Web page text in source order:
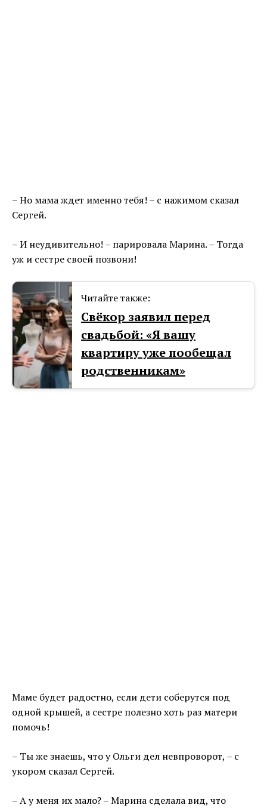
– Но мама ждет именно тебя! – с нажимом сказал
Сергей.
– И неудивительно! – парировала Марина. – Тогда
уж и сестре своей позвони!
Читайте также:
Cвёкор заявил перед
свадьбой: «Я вашу
квартиру уже пообещал
родственникам»
Маме будет радостно, если дети соберутся под
одной крышей, а сестре полезно хоть раз матери
помочь!
– Ты же знаешь, что у Ольги дел невпроворот, – с
укором сказал Сергей.
– А у меня их мало? – Марина сделала вид, что